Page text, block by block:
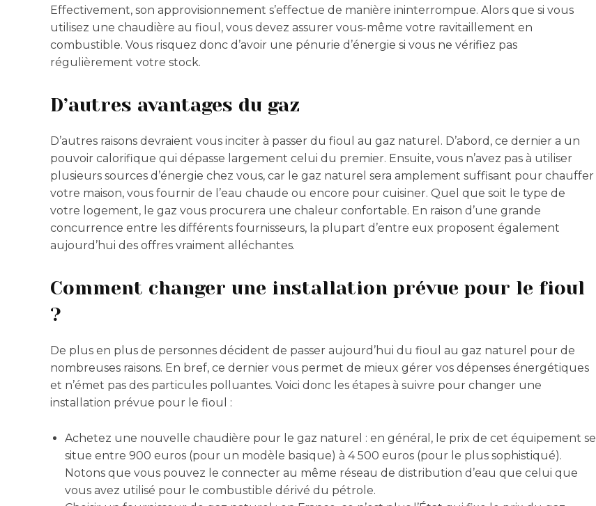
Effectivement, son approvisionnement s’effectue de manière ininterrompue. Alors que si vous
utilisez une chaudière au fioul, vous devez assurer vous-même votre ravitaillement en
combustible. Vous risquez donc d’avoir une pénurie d’énergie si vous ne vérifiez pas
régulièrement votre stock.
D’autres avantages du gaz
D’autres raisons devraient vous inciter à passer du fioul au gaz naturel. D’abord, ce dernier a un
pouvoir calorifique qui dépasse largement celui du premier. Ensuite, vous n’avez pas à utiliser
plusieurs sources d’énergie chez vous, car le gaz naturel sera amplement suffisant pour chauffer
votre maison, vous fournir de l’eau chaude ou encore pour cuisiner. Quel que soit le type de
votre logement, le gaz vous procurera une chaleur confortable. En raison d’une grande
concurrence entre les différents fournisseurs, la plupart d’entre eux proposent également
aujourd’hui des offres vraiment alléchantes.
Comment changer une installation prévue pour le fioul
?
De plus en plus de personnes décident de passer aujourd’hui du fioul au gaz naturel pour de
nombreuses raisons. En bref, ce dernier vous permet de mieux gérer vos dépenses énergétiques
et n’émet pas des particules polluantes. Voici donc les étapes à suivre pour changer une
installation prévue pour le fioul :
Achetez une nouvelle chaudière pour le gaz naturel : en général, le prix de cet équipement se
situe entre 900 euros (pour un modèle basique) à 4 500 euros (pour le plus sophistiqué).
Notons que vous pouvez le connecter au même réseau de distribution d’eau que celui que
vous avez utilisé pour le combustible dérivé du pétrole.